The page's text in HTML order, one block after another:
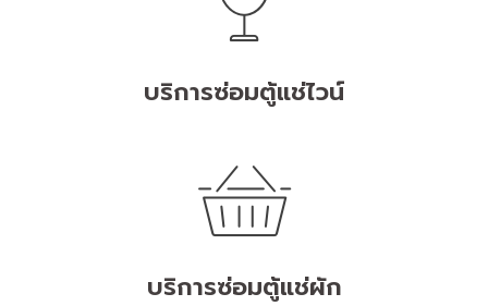
บริการซ่อมตู้แช่ไวน์
บริการซ่อมตู้แช่ผัก